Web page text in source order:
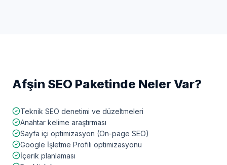
Afşin SEO Paketinde Neler Var?
Teknik SEO denetimi ve düzeltmeleri
Anahtar kelime araştırması
Sayfa içi optimizasyon (On-page SEO)
Google İşletme Profili optimizasyonu
İçerik planlaması